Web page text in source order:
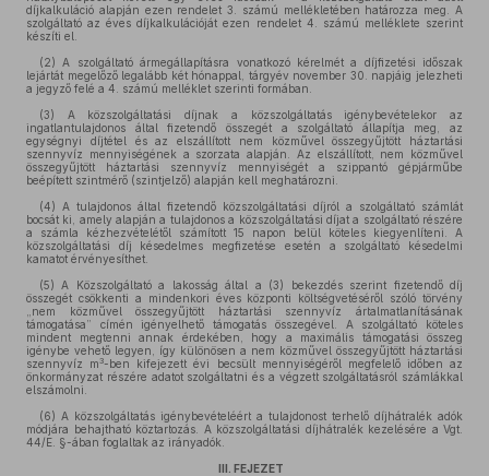
díjkalkuláció alapján ezen rendelet 3. számú mellékletében határozza meg. A
szolgáltató az éves díjkalkulációját ezen rendelet 4. számú melléklete szerint
készíti el.
(2) A szolgáltató ármegállapításra vonatkozó kérelmét a díjfizetési időszak
lejártát megelőző legalább két hónappal, tárgyév november 30. napjáig jelezheti
a jegyző felé a 4. számú melléklet szerinti formában.
(3) A közszolgáltatási díjnak a közszolgáltatás igénybevételekor az
ingatlantulajdonos által fizetendő összegét a szolgáltató állapítja meg, az
egységnyi díjtétel és az elszállított nem közművel összegyűjtött háztartási
szennyvíz mennyiségének a szorzata alapján. Az elszállított, nem közművel
összegyűjtött háztartási szennyvíz mennyiségét a szippantó gépjárműbe
beépített szintmérő (szintjelző) alapján kell meghatározni.
(4) A tulajdonos által fizetendő közszolgáltatási díjról a szolgáltató számlát
bocsát ki, amely alapján a tulajdonos a közszolgáltatási díjat a szolgáltató részére
a számla kézhezvételétől számított 15 napon belül köteles kiegyenlíteni. A
közszolgáltatási díj késedelmes megfizetése esetén a szolgáltató késedelmi
kamatot érvényesíthet.
(5) A Közszolgáltató a lakosság által a (3) bekezdés szerint fizetendő díj
összegét csökkenti a mindenkori éves központi költségvetéséről szóló törvény
„nem közművel összegyűjtött háztartási szennyvíz ártalmatlanításának
támogatása” címén igényelhető támogatás összegével. A szolgáltató köteles
mindent megtenni annak érdekében, hogy a maximális támogatási összeg
igénybe vehető legyen, így különösen a nem közművel összegyűjtött háztartási
szennyvíz m3-ben kifejezett évi becsült mennyiségéről megfelelő időben az
önkormányzat részére adatot szolgáltatni és a végzett szolgáltatásról számlákkal
elszámolni.
(6) A közszolgáltatás igénybevételéért a tulajdonost terhelő díjhátralék adók
módjára behajtható köztartozás. A közszolgáltatási díjhátralék kezelésére a Vgt.
44/E. §-ában foglaltak az irányadók.
III. FEJEZET